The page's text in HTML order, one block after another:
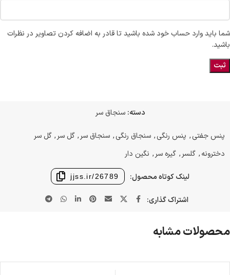
شما باید وارد حساب خود شده باشید تا قادر به اضافه کردن تصاویر در نظرات
باشید.
دسته: سنجاق سر
پنس جفتی, پنس رنگی, سنجاق رنگی, سنجاق سر , گل سر , گل سر
دخترونه, گلسر , گیره سر , نگین دار
لینک کوتاه محصول: jjss.ir/26789
اشتراک گذاری:
محصولات مشابه